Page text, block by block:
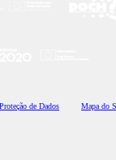
de Dados Mapa do